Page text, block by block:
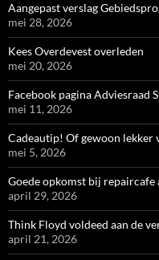
Aangepast verslag
mei 28, 2026
Kees Overdevest overleden
mei 20, 2026
Facebook pagina Adviesraad
mei 11, 2026
Cadeautip! Of gewoon lekker
mei 5, 2026
Goede opkomst bij
april 29, 2026
Think Floyd voldeed aan de
april 21, 2026